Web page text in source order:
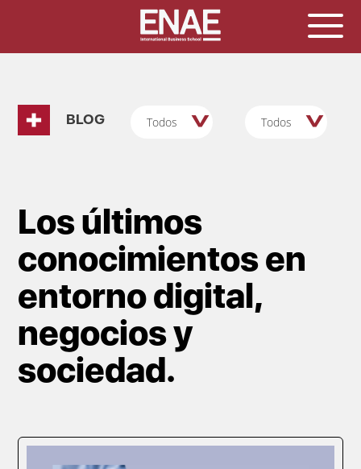
BLOG Todos Todos
Los últimos
conocimientos en
entorno digital,
negocios y
sociedad.
Paginación